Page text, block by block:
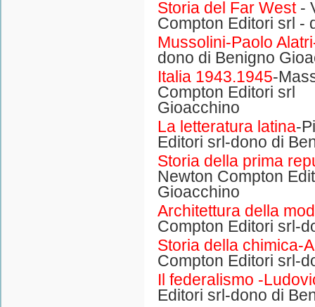
Storia del Far West-
Compton Editori srl -
Mussolini-Paolo
dono di Benigno
Italia 1943.1945-
Compton Editori
Gioacchino
La letteratura latina-
Editori srl-dono di
Storia della prima
Newton Compton
Gioacchino
Architettura della
Compton Editori srl-
Storia della chimica-
Compton Editori srl-
Il federalismo -
Editori srl-dono di